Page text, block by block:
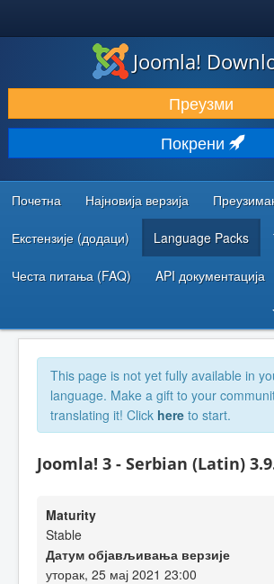
ПРЕУЗИМАЊЕ И ПРОШИРЕЊА (ЕКСТЕНЗИЈЕ)
ОТКРИЈТЕ И НАУЧИТЕ
ЗАЈЕДНИЦА И ПОДРШКА
РЕСУРСИ ЗА РАЗВОЈ
Joomla!
Преузми
Покрени
Почетна Најновија верзија
Екстензије (додаци) Language Packs
Честа питања (FAQ) API документација
This page is not yet fully available in
language. Make a gift to your
translating it! Click here to start.
Joomla! 3 - Serbian (Latin)
Maturity
Stable
Датум објављивања верзије
уторак, 25 мај 2021 23:00